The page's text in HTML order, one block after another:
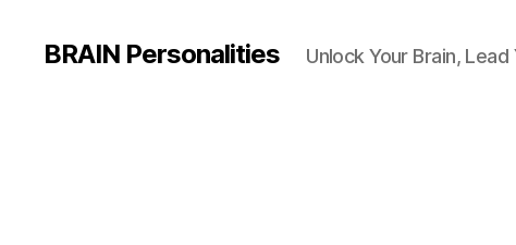
BRAIN Personalities Unlock Your Brain, Lead